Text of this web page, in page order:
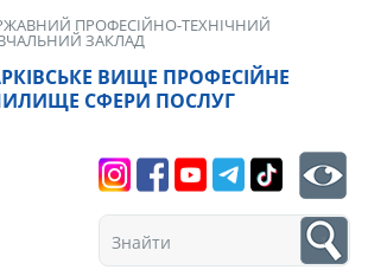
ВИЩЕ ПРОФЕСІЙНЕ
СФЕРИ ПОСЛУГ
ПРОФЕСІЙНО-ТЕХНІЧНИЙ
ЗАКЛАД
1